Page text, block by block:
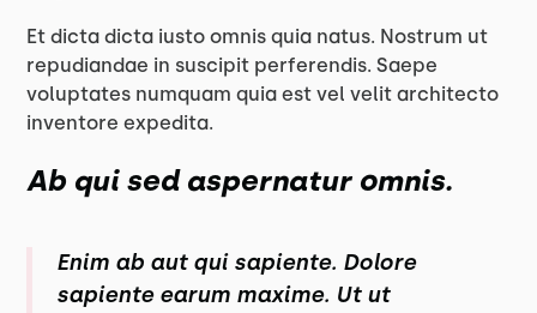
Et dicta dicta iusto omnis quia natus. Nostrum ut
repudiandae in suscipit perferendis. Saepe
voluptates numquam quia est vel velit architecto
inventore expedita.
Ab qui sed aspernatur omnis.
Enim ab aut qui sapiente. Dolore
sapiente earum maxime. Ut ut